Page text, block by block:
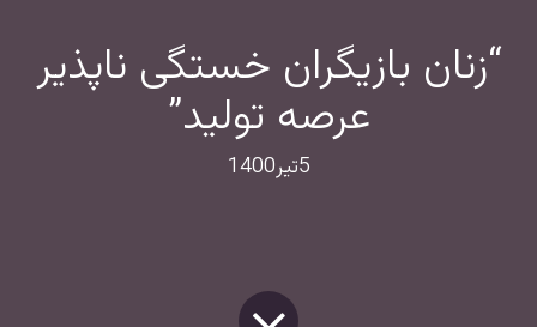
“زنان بازیگران خستگی ناپذیر
عرصه تولید”
5تیر1400